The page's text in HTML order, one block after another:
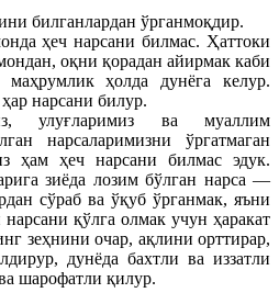
билганлардан ўрганмоқдир.
ҳеч нарсани билмас. Ҳаттоки
оқни қорадан айирмак каби
маҳрумлик ҳолда дунёга келур.
нарсани билур.
улуғларимиз ва муаллим
нарсаларимизни ўргатмаган
ҳам ҳеч нарсани билмас эдук.
зиёда лозим бўлган нарса —
сўраб ва ўқуб ўрганмак, яъни
қўлга олмак учун ҳаракат
зеҳнини очар, ақлини орттирар,
дунёда бахтли ва иззатли
шарофатли қилур.